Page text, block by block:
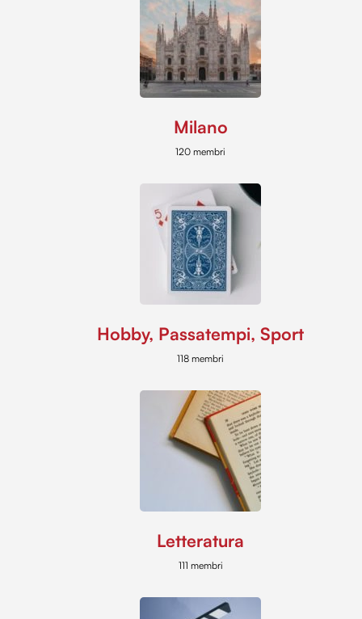
Milano
120 membri
Hobby, Passatempi, Sport
118 membri
Letteratura
111 membri